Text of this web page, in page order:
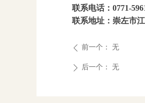
联系电话：0771-
联系地址：崇左市
ꄴ 前一个： 无
ꄲ 后一个： 无